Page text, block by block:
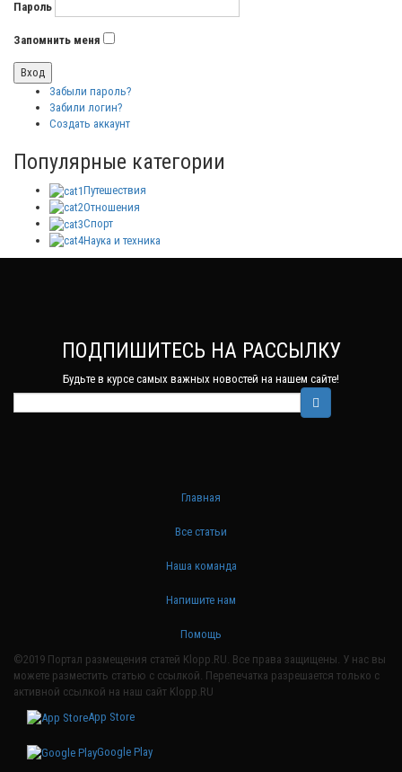
Пароль
Запомнить меня
Забыли пароль?
Забили логин?
Создать аккаунт
Популярные категории
Путешествия
Отношения
Спорт
Наука и техника
ПОДПИШИТЕСЬ НА РАССЫЛКУ
Будьте в курсе самых важных новостей на нашем сайте!
Главная
Все статьи
Наша команда
Напишите нам
Помощь
©2019 Портал размещения статей Klopp.RU. Все права защищены. У нас вы
можете разместить статью с ссылкой. Перепечатка разрешается только с
активной ссылкой на наш сайт Klopp.RU
App Store
Google Play